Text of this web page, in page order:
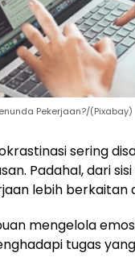
Pekerjaan?/(Pixabay)
sering
Padahal, dari
lebih berkaitan
mengelola
tugas